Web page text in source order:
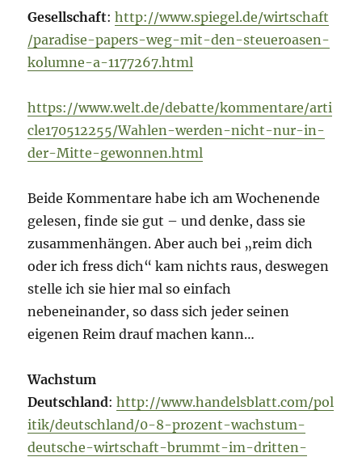
Gesellschaft:http://www.spiegel.de/wirtschaft
/paradise-papers-weg-mit-den-steueroasen-
kolumne-a-1177267.html
https://www.welt.de/debatte/kommentare/arti
cle170512255/Wahlen-werden-nicht-nur-in-
der-Mitte-gewonnen.html
Beide Kommentare habe ich am Wochenende
gelesen, finde sie gut – und denke, dass sie
zusammenhängen. Aber auch bei „reim dich
oder ich fress dich“ kam nichts raus, deswegen
stelle ich sie hier mal so einfach
nebeneinander, so dass sich jeder seinen
eigenen Reim drauf machen kann…
Wachstum
Deutschland:http://www.handelsblatt.com/pol
itik/deutschland/0-8-prozent-wachstum-
deutsche-wirtschaft-brummt-im-dritten-